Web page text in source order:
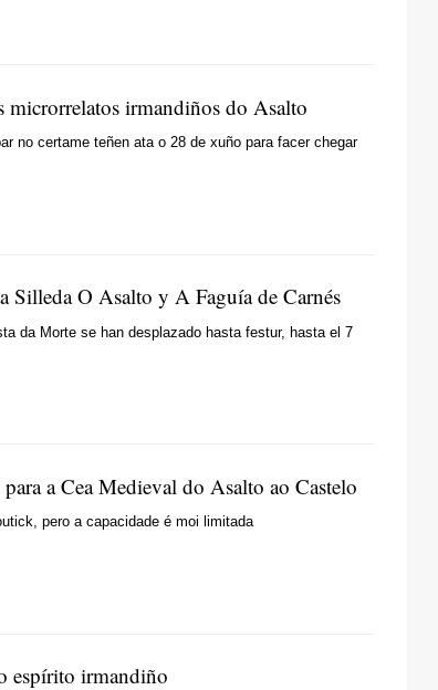
microrrelatos irmandiños do Asalto
no certame teñen ata o 28 de xuño para facer chegar
Silleda O Asalto y A Faguía de Carnés
da Morte se han desplazado hasta festur, hasta el 7
para a Cea Medieval do Asalto ao Castelo
pero a capacidade é moi limitada
espírito irmandiño